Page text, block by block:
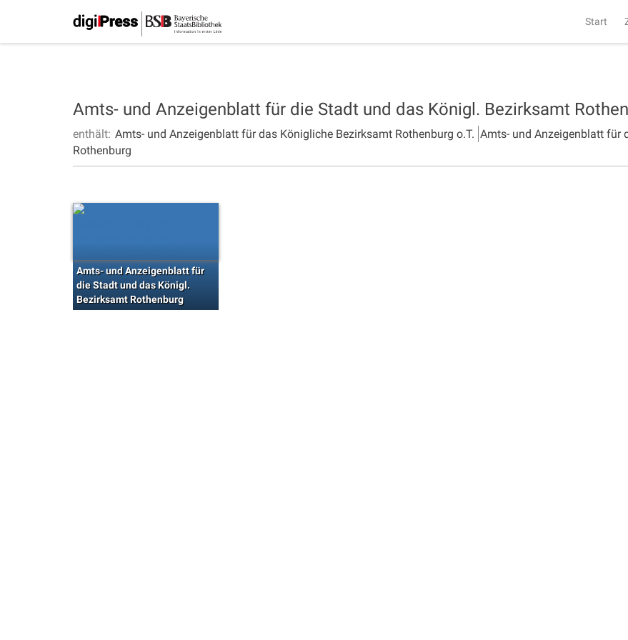
Start
Amts- und Anzeigenblatt für die Stadt und das Königl. Bezirksamt
enthält: Amts- und Anzeigenblatt für das Königliche Bezirksamt Rothenburg o.T. Amts- und Anzeigenblatt für
Rothenburg
Amts- und Anzeigenblatt für
die Stadt und das Königl.
Bezirksamt Rothenburg